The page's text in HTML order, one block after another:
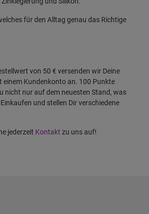
für den Alltag genau das Richtige
von 50 € versenden wir Deine
einem Kundenkonto an. 100 Punkte
nicht nur auf dem neuesten Stand, was
und stellen Dir verschiedene
jederzeit Kontakt zu uns auf!